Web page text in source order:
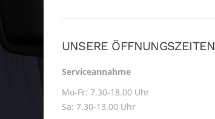
UNSERE ÖFFNUNGSZEITEN
Serviceannahme
Mo-Fr: 7.30-18.00 Uhr
Sa: 7.30-13.00 Uhr